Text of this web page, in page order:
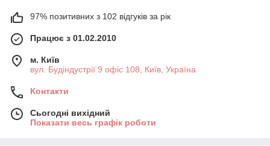
97% позитивних з 102 відгуків за рік
Працює з 01.02.2010
м. Київ
вул. Будіндустрії 9 офіс 108, Київ, Україна
Контакти
Сьогодні вихідний
Показати весь графік роботи